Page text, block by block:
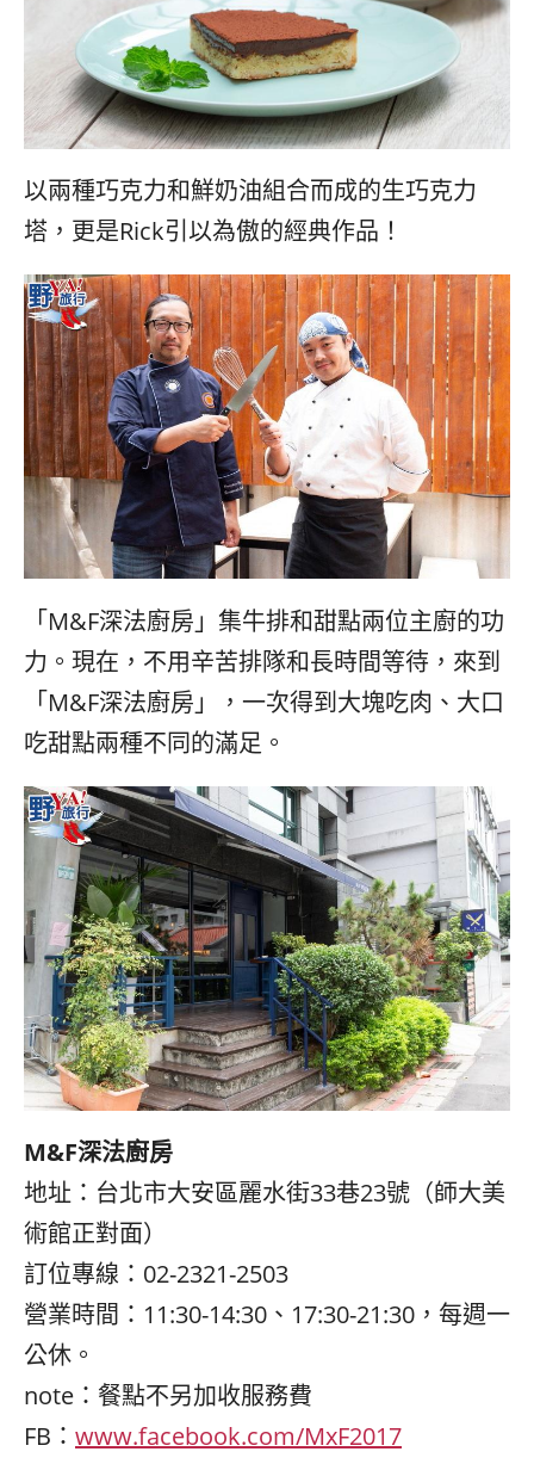
以兩種巧克力和鮮奶油組合而成的生巧克力
塔，更是Rick引以為傲的經典作品！
「M&F深法廚房」集牛排和甜點兩位主廚的功
力。現在，不用辛苦排隊和長時間等待，來到
「M&F深法廚房」，一次得到大塊吃肉、大口
吃甜點兩種不同的滿足。
M&F深法廚房
地址：台北市大安區麗水街33巷23號（師大美
術館正對面）
訂位專線：02-2321-2503
營業時間：11:30-14:30、17:30-21:30，每週一
公休。
note：餐點不另加收服務費
FB： www.facebook.com/MxF2017